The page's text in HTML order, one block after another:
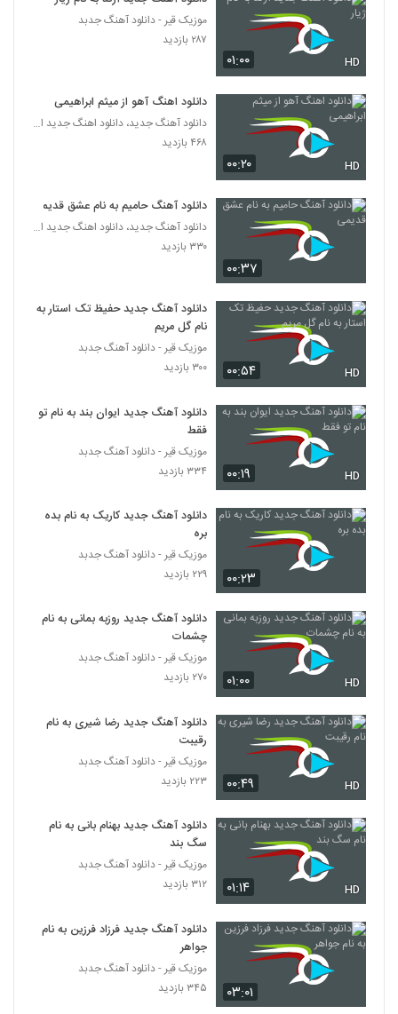
5438
Hares Pichotab)
دانلود آهنگ میلاد خورشیدیان نقطه ضعف
Mohammad Fahim Ba To
Khoshhalam
۲۳۷ بازدید
آهنگ پرواز از علی یاسینی(پاپ)
5442
دانلود آهنگ مرتضی حمیدی الهی بمیرم
5443
آهنگ سهراب ام جی بنام پابلو (به همراه
نسیم)
۳۱۳ بازدید
علی زند وکیلی آهنگ به سوی تو (رمیکس)
5445
آهنگ دانیال منجزی بنام فغان
دانلود آهنگ احسان غلام زاده شمال
۲۱۵ بازدید
دانلود آهنگ جدید و زیبای زندیار با نام دستای
5448
دانلود آهنگ فکر تو از ساسان فاضل نیا
۲۷۳ بازدید
5449
آهنگ فرزاد بابایی بنام مزن به بختت لگد
۱۹۸ بازدید
محمد همایونفر آهنگ درد
5451
آرمان احمدی آهنگ حیف
۲۲۵ بازدید
دانلود آهنگ دنیای بی تکرار از هادی نقی زاده
۱۹۷ بازدید
۰۱:۰۰ HD
موزیک قیر - دانلود آهنگ جدبد
۲۸۷ بازدید
۰۰:۲۰ HD
دانلود اهنگ آهو از میثم ابراهیمی
دانلود آهنگ جدید، دانلود اهنگ جدید ایرانی
۴۶۸ بازدید
۰۰:۳۷
دانلود آهنگ حامیم به نام عشق قدیمی
دانلود آهنگ جدید، دانلود اهنگ جدید ایرانی
۳۳۰ بازدید
۰۰:۵۴ HD
دانلود آهنگ جدید حفیظ تک استار به
نام گل مریم
موزیک قیر - دانلود آهنگ جدبد
۳۰۰ بازدید
۰۰:۱۹ HD
دانلود آهنگ جدید ایوان بند به نام تو
فقط
موزیک قیر - دانلود آهنگ جدبد
۳۳۴ بازدید
۰۰:۲۳
دانلود آهنگ جدید کاریک به نام بده
بره
موزیک قیر - دانلود آهنگ جدبد
۲۲۹ بازدید
۰۱:۰۰ HD
دانلود آهنگ جدید روزبه بمانی به نام
چشمات
موزیک قیر - دانلود آهنگ جدبد
۲۷۰ بازدید
۰۰:۴۹ HD
دانلود آهنگ جدید رضا شیری به نام
رقیبت
موزیک قیر - دانلود آهنگ جدبد
۲۲۳ بازدید
۰۱:۱۴ HD
دانلود آهنگ جدید بهنام بانی به نام
سگ بند
موزیک قیر - دانلود آهنگ جدبد
۳۱۲ بازدید
۰۳:۰۱
دانلود آهنگ جدید فرزاد فرزین به نام
جواهر
موزیک قیر - دانلود آهنگ جدبد
۳۴۵ بازدید